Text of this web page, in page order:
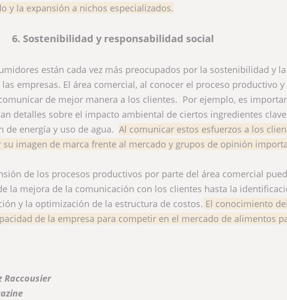
y la expansión a nichos especializados.
6. Sostenibilidad y responsabilidad social
están cada vez más preocupados por la sostenibilidad y la
empresas. El área comercial, al conocer el proceso productivo y
de mejor manera a los clientes. Por ejemplo, es
detalles sobre el impacto ambiental de ciertos ingredientes
energía y uso de agua. Al comunicar estos esfuerzos a los
imagen de marca frente al mercado y grupos de opinión
de los procesos productivos por parte del área comercial
la mejora de la comunicación con los clientes hasta la
y la optimización de la estructura de costos. El conocimiento
de la empresa para competir en el mercado de alimentos
Raccousier